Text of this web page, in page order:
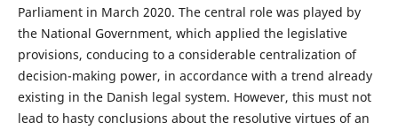
Parliament in March 2020. The central role was played by
the National Government, which applied the legislative
provisions, conducing to a considerable centralization of
decision-making power, in accordance with a trend already
existing in the Danish legal system. However, this must not
lead to hasty conclusions about the resolutive virtues of an